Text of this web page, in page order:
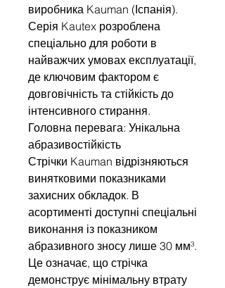
виробника Kauman (Іспанія).
Серія Kautex розроблена
спеціально для роботи в
найважчих умовах експлуатації,
де ключовим фактором є
довговічність та стійкість до
інтенсивного стирання.
Головна перевага: Унікальна
абразивостійкість
Стрічки Kauman відрізняються
винятковими показниками
захисних обкладок. В
асортименті доступні спеціальні
виконання із показником
абразивного зносу лише 30 мм³.
Це означає, що стрічка
демонструє мінімальну втрату